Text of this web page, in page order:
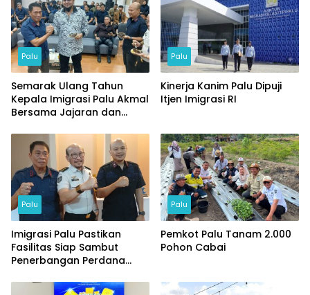
Palu
Semarak Ulang Tahun
Kepala Imigrasi Palu Akmal
Bersama Jajaran dan
Palu
Kinerja Kanim Palu Dipuji
Itjen Imigrasi RI
Palu
Imigrasi Palu Pastikan
Fasilitas Siap Sambut
Penerbangan Perdana
Palu
Pemkot Palu Tanam 2.000
Pohon Cabai